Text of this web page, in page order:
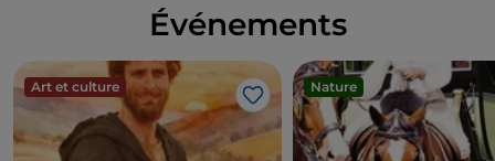
Événements
Art et culture
J’aime
Nature